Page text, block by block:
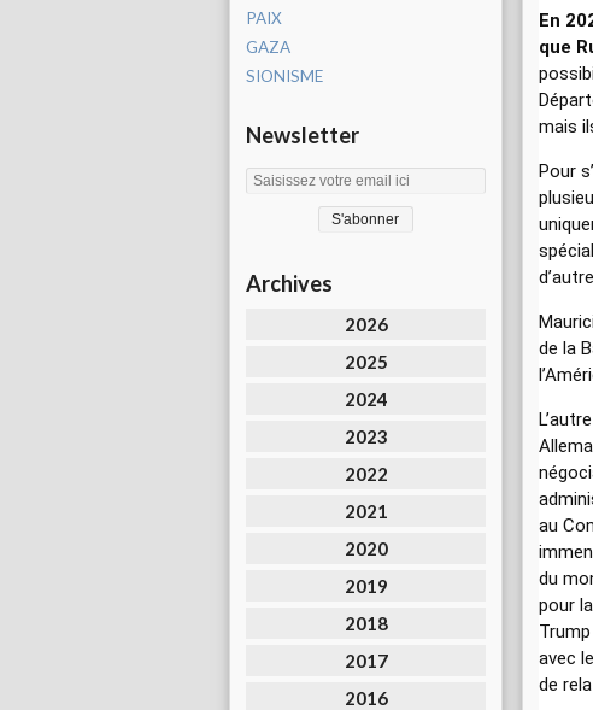
PAIX
GAZA
SIONISME
Newsletter
Archives
2026
2025
2024
2023
2022
2021
2020
2019
2018
2017
2016
En
que
mais
Pour
de la
au
du
pour
avec
de